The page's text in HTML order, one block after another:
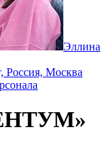
Эллина